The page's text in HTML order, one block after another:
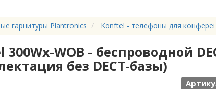
гарнитуры Plantronics Konftel - телефоны для
300Wx-WOB - беспроводной
без DECT-базы)